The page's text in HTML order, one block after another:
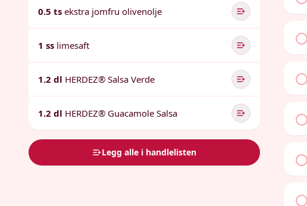
0.5 ts ekstra jomfru olivenolje
1 ss limesaft
1.2 dl HERDEZ® Salsa Verde
1.2 dl HERDEZ® Guacamole Salsa
Legg alle i handlelisten